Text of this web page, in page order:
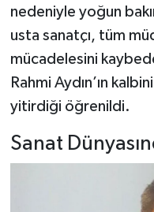
nedeniyle yoğun
usta sanatçı, tüm
mücadelesini
Rahmi Aydın’ın
yitirdiği öğrenildi.
Sanat
Taşköprü
Karadeniz
Siyaset Haberleri